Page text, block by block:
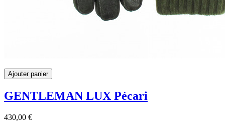
Ajouter panier
GENTLEMAN LUX Pécari
430,00 €